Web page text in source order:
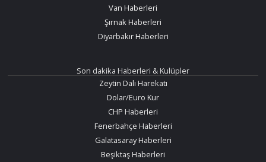
Van Haberleri
Şırnak Haberleri
Diyarbakır Haberleri
Son dakika Haberleri & Kulüpler
Zeytin Dalı Harekatı
Dolar/Euro Kur
CHP Haberleri
Fenerbahçe Haberleri
Galatasaray Haberleri
Beşiktaş Haberleri